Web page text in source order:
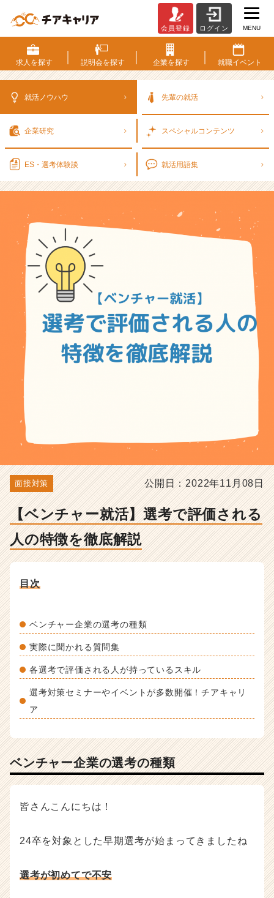
ン
チ
ャ
で
人
徴
徹
底
解
説
-
選
ウ
|
ベ
ン
チ
ャ
業
ら
カ
ウ
く
活
ト
キ
リ
ア
会員登録 ログイン MENU
求人を探す 説明会を探す 企業を探す 就職イベント
就活ノウハウ 先輩の就活
企業研究 スペシャルコンテンツ
ES・選考体験談 就活用語集
面接対策 公開日：2022年11月08日
【ベンチャー就活】選考で評価される
人の特徴を徹底解説
目次
ベンチャー企業の選考の種類
実際に聞かれる質問集
各選考で評価される人が持っているスキル
選考対策セミナーやイベントが多数開催！チアキャリ
ア
ベンチャー企業の選考の種類
皆さんこんにちは！
24卒を対象とした早期選考が始まってきましたね
選考が初めてで不安